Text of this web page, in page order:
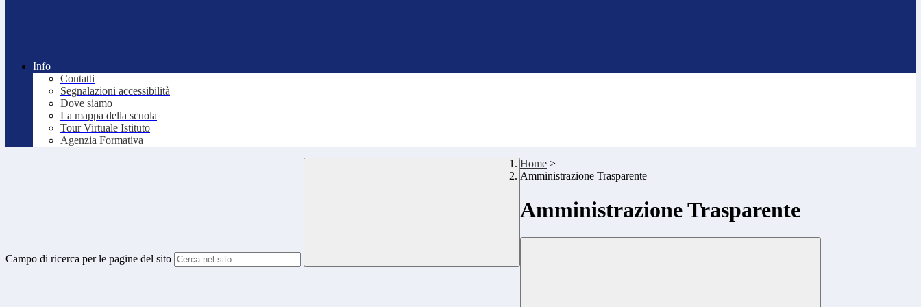
Info
Contatti
Segnalazioni accessibilità
Dove siamo
La mappa della scuola
Tour Virtuale Istituto
Agenzia Formativa
Campo di ricerca per le pagine del sito
Home >
Amministrazione Trasparente
Amministrazione Trasparente